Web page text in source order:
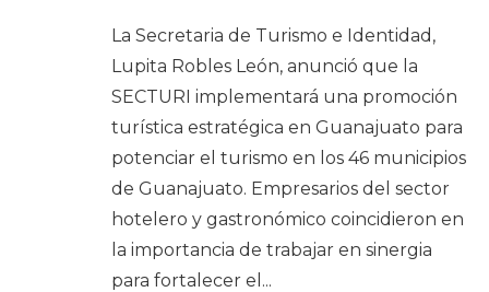
La Secretaria de Turismo e Identidad,
Lupita Robles León, anunció que la
SECTURI implementará una promoción
turística estratégica en Guanajuato para
potenciar el turismo en los 46 municipios
de Guanajuato. Empresarios del sector
hotelero y gastronómico coincidieron en
la importancia de trabajar en sinergia
para fortalecer el ...